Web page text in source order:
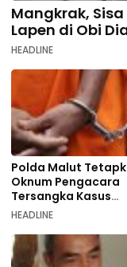
Mangkrak,
Lapen di Obi
HEADLINE
Polda Malut
Oknum Pengacara
Tersangka Kasus
Pemalsuan Dokumen
HEADLINE